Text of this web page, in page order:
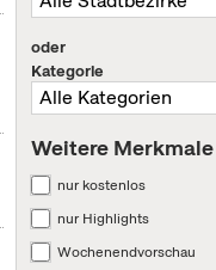
oder
Kategorie
Weitere Merkmale
nur kostenlos
nur Highlights
Wochenendvorschau